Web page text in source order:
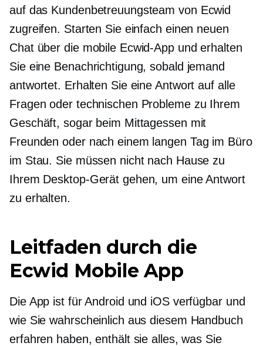
auf das Kundenbetreuungsteam von Ecwid
zugreifen. Starten Sie einfach einen neuen
Chat über die mobile Ecwid-App und erhalten
Sie eine Benachrichtigung, sobald jemand
antwortet. Erhalten Sie eine Antwort auf alle
Fragen oder technischen Probleme zu Ihrem
Geschäft, sogar beim Mittagessen mit
Freunden oder nach einem langen Tag im Büro
im Stau. Sie müssen nicht nach Hause zu
Ihrem Desktop-Gerät gehen, um eine Antwort
zu erhalten.
Leitfaden durch die
Ecwid Mobile App
Die App ist für Android und iOS verfügbar und
wie Sie wahrscheinlich aus diesem Handbuch
erfahren haben, enthält sie alles, was Sie